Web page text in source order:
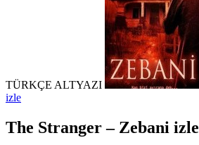
TÜRKÇE ALTYAZI
izle
The Stranger – Zebani izle